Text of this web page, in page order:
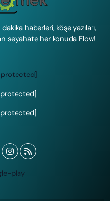
haberleri, köşe yazıları,
seyahate her konuda Flow!
protected]
protected]
protected]